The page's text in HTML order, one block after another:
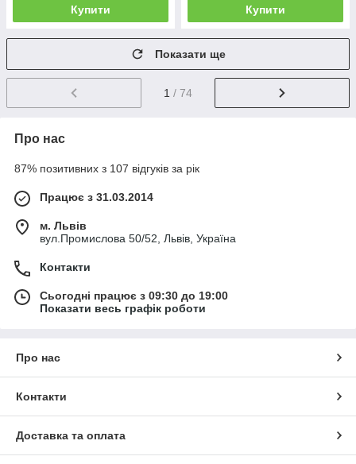
Купити Купити
Показати ще
1 / 74
Про нас
87% позитивних з 107 відгуків за рік
Працює з 31.03.2014
м. Львів
вул.Промислова 50/52, Львів, Україна
Контакти
Сьогодні працює з 09:30 до 19:00
Показати весь графік роботи
Про нас
Контакти
Доставка та оплата